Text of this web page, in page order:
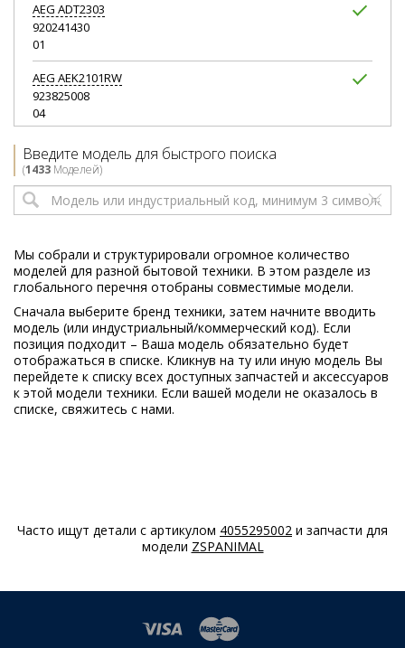
AEG ADT2303
920241430
01
AEG AEK2101RW
923825008
04
923825009
02
AEGAIK1342R
01
AEGAIK1343R
00
AEGAIK1344L
933020070
02
02
02
Введите модель для быстрого поиска
(1433 Моделей)
Мы собрали и структурировали огромное количество
моделей для разной бытовой техники. В этом разделе из
глобального перечня отобраны совместимые модели.
Сначала выберите бренд техники, затем начните вводить
модель (или индустриальный/коммерческий код). Если
позиция подходит – Ваша модель обязательно будет
отображаться в списке. Кликнув на ту или иную модель Вы
перейдете к списку всех доступных запчастей и аксессуаров
к этой модели техники. Если вашей модели не оказалось в
списке, свяжитесь с нами.
Часто ищут детали с артикулом 4055295002 и запчасти для
модели ZSPANIMAL